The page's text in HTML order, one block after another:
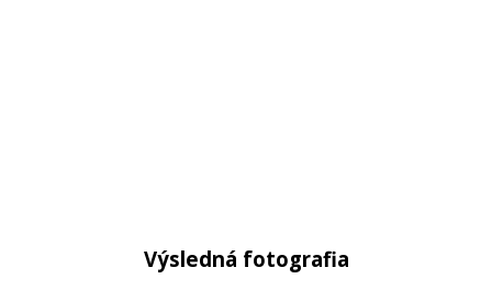
Výsledná fotografia